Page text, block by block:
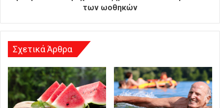
ν
των ωοθηκών
Σχετικά Άρθρα